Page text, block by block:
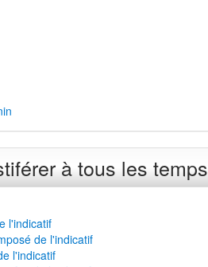
à tous les temps
l'indicatif
de l'indicatif
l'indicatif